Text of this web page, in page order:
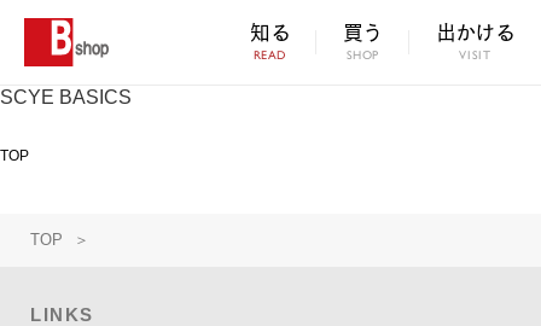
知る
READ
買う
SHOP
出かける
VISIT
SCYE BASICS
TOP
TOP ＞
LINKS